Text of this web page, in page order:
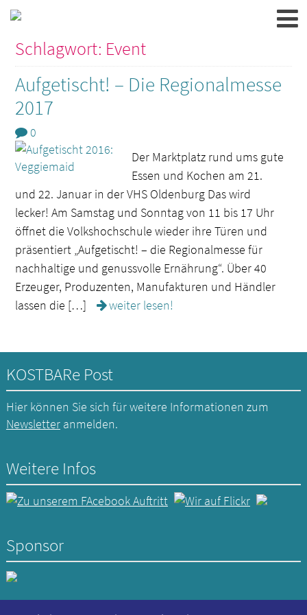
Schlagwort: Event
Aufgetischt! – Die Regionalmesse
2017
0
Der Marktplatz rund ums gute
Essen und Kochen am 21.
und 22. Januar in der VHS Oldenburg Das wird
lecker! Am Samstag und Sonntag von 11 bis 17 Uhr
öffnet die Volkshochschule wieder ihre Türen und
präsentiert „Aufgetischt! – die Regionalmesse für
nachhaltige und genussvolle Ernährung“. Über 40
Erzeuger, Produzenten, Manufakturen und Händler
lassen die […]
weiter lesen!
KOSTBARe Post
Hier können Sie sich für weitere Informationen zum
Newsletteranmelden.
Weitere Infos
Sponsor